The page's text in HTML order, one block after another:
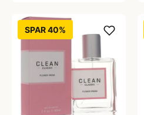
SPAR 40%